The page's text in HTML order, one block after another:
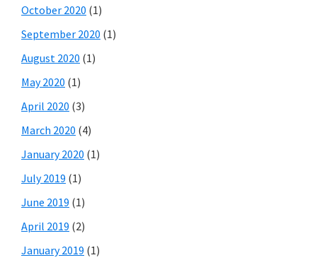
October 2020 (1)
September 2020 (1)
August 2020 (1)
May 2020 (1)
April 2020 (3)
March 2020 (4)
January 2020 (1)
July 2019 (1)
June 2019 (1)
April 2019 (2)
January 2019 (1)